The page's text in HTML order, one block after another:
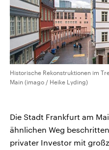
Historische Rekonstruktionen im
Main (imago / Heike Lyding)
Die Stadt Frankfurt am
ähnlichen Weg
privater Investor mit